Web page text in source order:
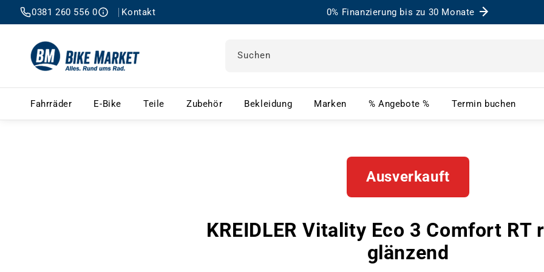
0381 260 556 0 Kontakt 0% Finanzierung bis zu 30 Monate
Suchen
Fahrräder Fahrräder – Menü öffnen
E-Bike E-Bike – Menü öffnen
Teile Teile – Menü öffnen
Zubehör Zubehör – Menü öffnen
Bekleidung Bekleidung – Menü öffnen
Marken Marken – Menü öffnen
% Angebote % % Angebote % – Menü
Termin buchen
Ausverkauft
KREIDLER Vitality Eco 3 Comfort RT
glänzend